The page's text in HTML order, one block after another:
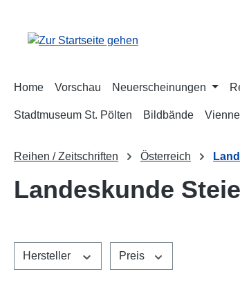
Home Vorschau Neuerscheinungen
Stadtmuseum St. Pölten Bildbände
Reihen / Zeitschriften Österreich
Landeskunde
Hersteller Preis